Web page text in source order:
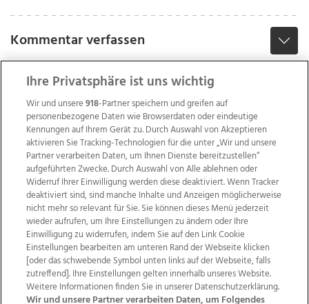
Kommentar verfassen
Wir über uns Mediadaten Kontakt
Jobs
Datenschutz
Impressum
AGB Anzeigekunden
AGB Website
Ehrenkodex Politische Werbung
Ihre Privatsphäre ist uns wichtig
Wir und unsere918-Partner speichern und greifen auf
personenbezogene Daten wie Browserdaten oder eindeutige
Kennungen auf Ihrem Gerät zu. Durch Auswahl von Akzeptieren
aktivieren Sie Tracking-Technologien für die unter „Wir und unsere
Partner verarbeiten Daten, um Ihnen Dienste bereitzustellen“
aufgeführten Zwecke. Durch Auswahl von Alle ablehnen oder
Widerruf Ihrer Einwilligung werden diese deaktiviert. Wenn Tracker
deaktiviert sind, sind manche Inhalte und Anzeigen möglicherweise
nicht mehr so relevant für Sie. Sie können dieses Menü jederzeit
wieder aufrufen, um Ihre Einstellungen zu ändern oder Ihre
Einwilligung zu widerrufen, indem Sie auf den Link Cookie
Einstellungen bearbeiten am unteren Rand der Webseite klicken
[oder das schwebende Symbol unten links auf der Webseite, falls
zutreffend]. Ihre Einstellungen gelten innerhalb unseres Website.
Weitere Informationen finden Sie in unserer Datenschutzerklärung.
Wir und unsere Partner verarbeiten Daten, um Folgendes